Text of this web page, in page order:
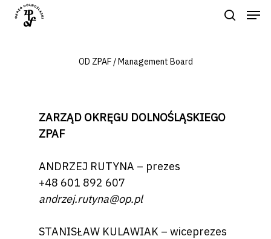
OD ZPAF / Management Board
ZARZĄD OKRĘGU DOLNOŚLĄSKIEGO
ZPAF
ANDRZEJ RUTYNA – prezes
+48 601 892 607
andrzej.rutyna@op.pl
STANISŁAW KULAWIAK – wiceprezes